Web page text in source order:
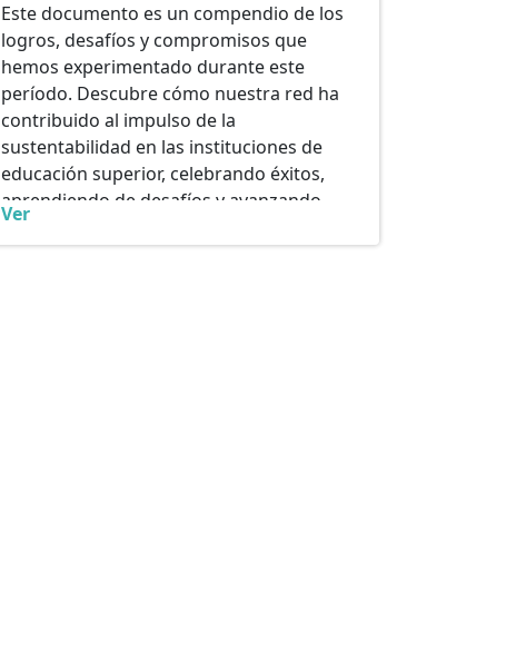
Este documento es un compendio de los
logros, desafíos y compromisos que
hemos experimentado durante este
período. Descubre cómo nuestra red ha
contribuido al impulso de la
sustentabilidad en las instituciones de
educación superior, celebrando éxitos,
aprendiendo de desafíos y avanzando
hacia un futuro más sustentable.
Ver